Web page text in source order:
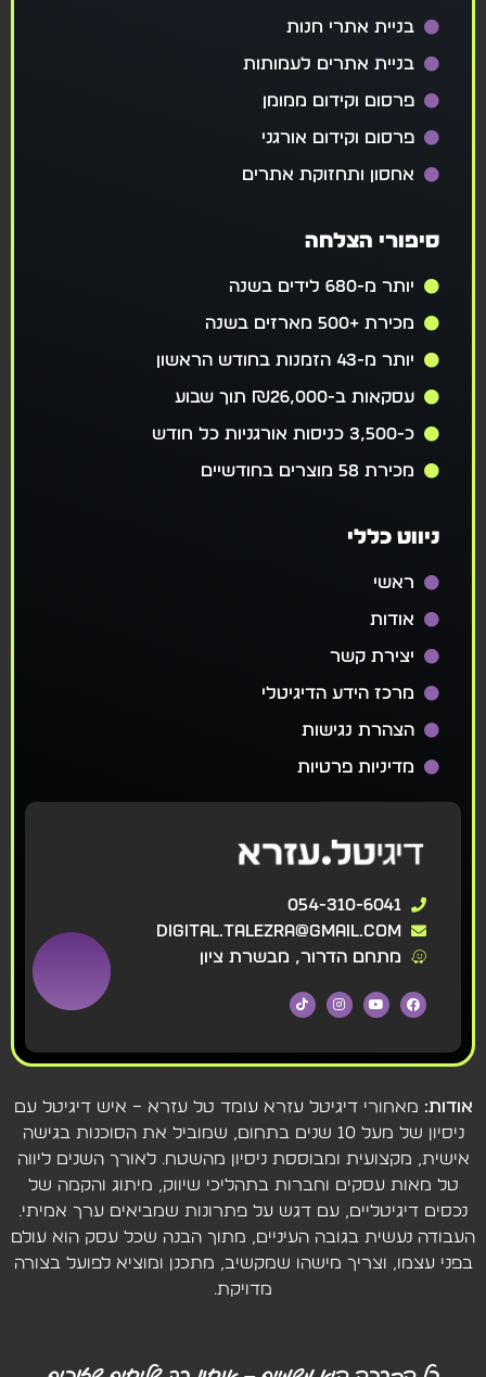
בניית אתרי חנות
בניית אתרים לעמותות
פרסום וקידום ממומן
פרסום וקידום אורגני
אחסון ותחזוקת אתרים
סיפורי הצלחה
יותר מ-680 לידים בשנה
מכירת +500 מארזים בשנה
יותר מ-43 הזמנות בחודש הראשון
עסקאות ב-₪26,000 תוך שבוע
כ-3,500 כניסות אורגניות כל חודש
מכירת 58 מוצרים בחודשיים
ניווט כללי
ראשי
אודות
יצירת קשר
מרכז הידע הדיגיטלי
הצהרת נגישות
מדיניות פרטיות
054-310-6041
digital.talezra@gmail.com
מתחם הדרור, מבשרת ציון
אודות: מאחורי דיגיטל עזרא עומד טל עזרא – איש דיגיטל עם
ניסיון של מעל 10 שנים בתחום, שמוביל את הסוכנות בגישה
אישית, מקצועית ומבוססת ניסיון מהשטח. לאורך השנים ליווה
טל מאות עסקים וחברות בתהליכי שיווק, מיתוג והקמה של
נכסים דיגיטליים, עם דגש על פתרונות שמביאים ערך אמיתי.
העבודה נעשית בגובה העיניים, מתוך הבנה שכל עסק הוא עולם
בפני עצמו, וצריך מישהו שמקשיב, מתכנן ומוציא לפועל בצורה
מדויקת.